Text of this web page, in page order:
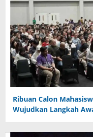
Ribuan Calon
Wujudkan Langkah